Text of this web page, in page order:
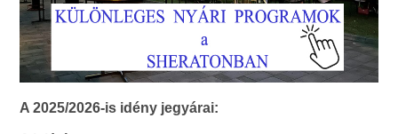
A 2025/2026-is idény jegyárai: